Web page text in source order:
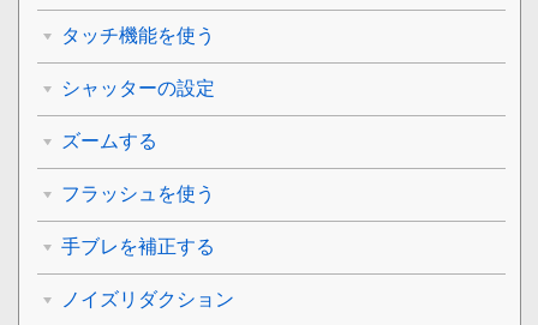
タッチ機能を使う
シャッターの設定
ズームする
フラッシュを使う
手ブレを補正する
ノイズリダクション